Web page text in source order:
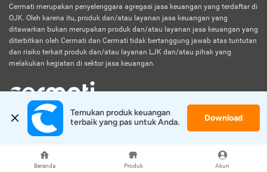
Beranda Produk Akun
Cermati merupakan penyelenggara agregasi jasa keuangan yang terdaftar di
OJK. Oleh karena itu, produk dan/atau layanan jasa keuangan yang
ditawarkan bukan merupakan produk dan/atau layanan jasa keuangan yang
diterbitkan oleh Cermati dan Cermati tidak bertanggung jawab atas tuntutan
dan risiko terkait produk dan/atau layanan LJK dan/atau pihak yang
melakukan kegiatan di sektor jasa keuangan.
© 2026 Cermati. All Rights Reserved.
Temukan produk keuangan
terbaik yang pas untuk Anda.
Download